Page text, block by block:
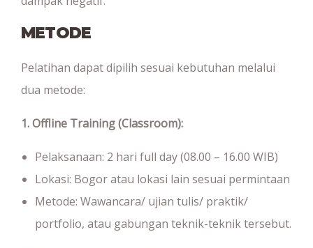
METODE
Pelatihan dapat dipilih sesuai kebutuhan melalui
dua metode:
1. Offline Training (Classroom):
Pelaksanaan: 2 hari full day (08.00 – 16.00 WIB)
Lokasi: Bogor atau lokasi lain sesuai permintaan
Metode: Wawancara/ ujian tulis/ praktik/
portfolio, atau gabungan teknik-teknik tersebut.